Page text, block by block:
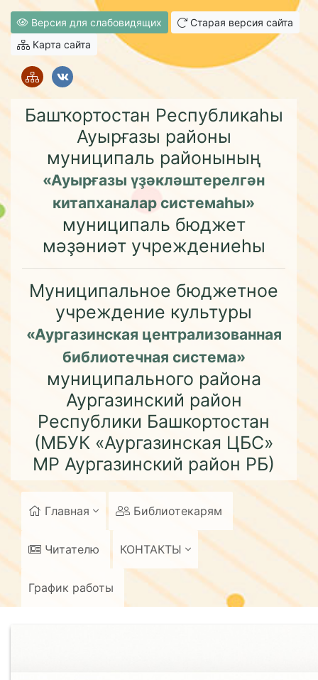
Версия для слабовидящих
Старая версия сайта
Карта сайта
Башҡортостан Республикаһы
Ауырғазы районы
муниципаль районының
«Ауырғазы үҙәкләштерелгән
китапханалар системаһы»
муниципаль бюджет
мәҙәниәт учреждениеһы
Муниципальное бюджетное
учреждение культуры
«Аургазинская централизованная
библиотечная система»
муниципального района
Аургазинский район
Республики Башкортостан
(МБУК «Аургазинская ЦБС»
МР Аургазинский район РБ)
Главная Библиотекарям
Читателю КОНТАКТЫ
График работы